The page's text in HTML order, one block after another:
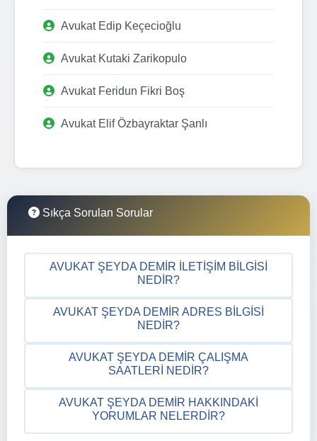
Avukat Edip Keçecioğlu
Avukat Kutaki Zarikopulo
Avukat Feridun Fikri Boş
Avukat Elif Özbayraktar Şanlı
Sıkça Sorulan Sorular
AVUKAT ŞEYDA DEMIR İLETIŞIM BILGISI
NEDIR?
AVUKAT ŞEYDA DEMIR ADRES BILGISI
NEDIR?
AVUKAT ŞEYDA DEMIR ÇALIŞMA
SAATLERI NEDIR?
AVUKAT ŞEYDA DEMIR HAKKINDAKI
YORUMLAR NELERDIR?